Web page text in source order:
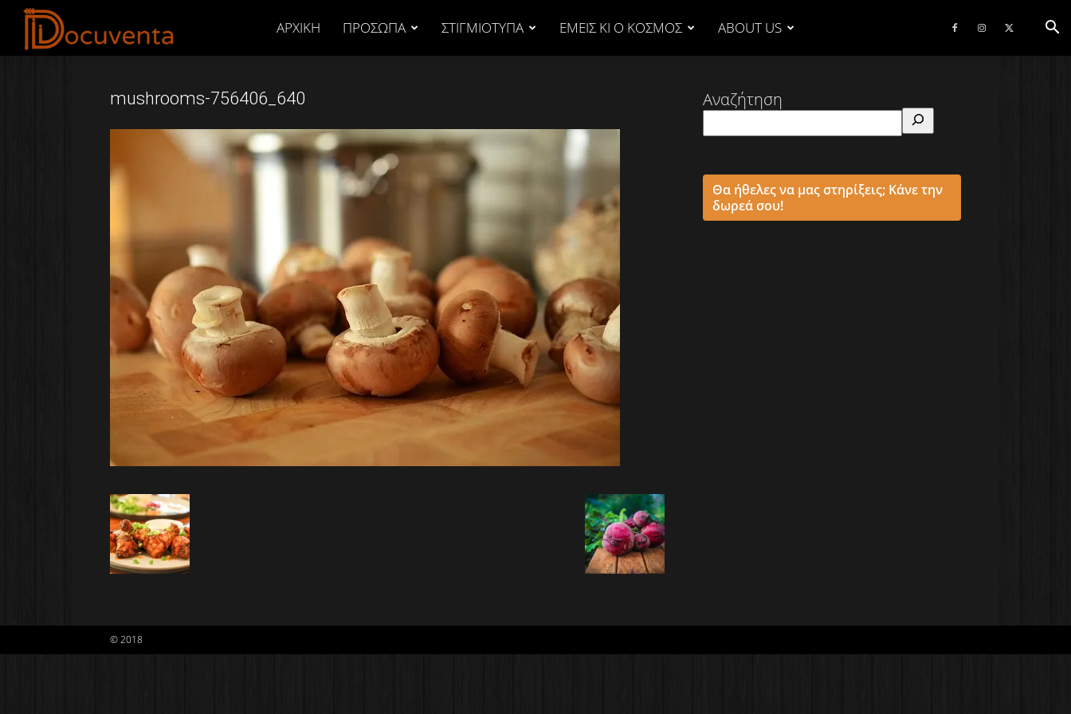
ΑΡΧΙΚΉ ΠΡΟΣΩΠΑ ΣΤΙΓΜΙΟΤΥΠΑ ΕΜΕΙΣ ΚΙ Ο ΚΟΣΜΟΣ ABOUT US
mushrooms-756406_640 Αναζήτηση
Θα ήθελες να μας στηρίξεις; Κάνε την
δωρεά σου!
© 2018